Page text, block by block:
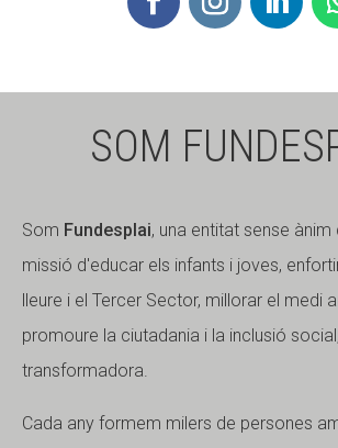
SOM
Som Fundesplai, una entitat sense
missió d'educar els infants i joves,
lleure i el Tercer Sector, millorar el medi
promoure la ciutadania i la inclusió
transformadora.
Cada any formem milers de persones
COL·LABORA
Fes un donatiu
Treballa amb nosaltres
COL·LABORA
Fes un donatiu
Treballa amb nosaltres